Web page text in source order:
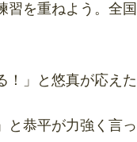
習を重ねよう。全
！」と悠真が応えた
と恭平が力強く言っ